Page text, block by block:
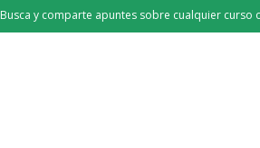
Busca y comparte apuntes sobre cualquier curso